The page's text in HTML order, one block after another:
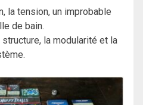
la tension, un improbable
de bain.
la modularité et la